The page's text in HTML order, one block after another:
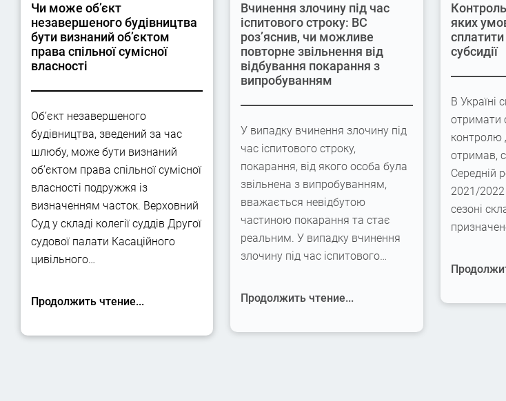
Чи може об’єкт
незавершеного будівництва
бути визнаний об’єктом
права спільної сумісної
власності
Об’єкт незавершеного
будівництва, зведений за час
шлюбу, може бути визнаний
об’єктом права спільної сумісної
власності подружжя із
визначенням часток. Верховний
Суд у складі колегії суддів Другої
судової палати Касаційного
цивільного…
Продолжить чтение...
Вчинення злочину під час
іспитового строку: ВС
роз’яснив, чи можливе
повторне звільнення від
відбування покарання з
випробуванням
У випадку вчинення злочину під
час іспитового строку,
покарання, від якого особа була
звільнена з випробуванням,
вважається невідбутою
частиною покарання та стає
реальним. У випадку вчинення
злочину під час іспитового…
Продолжить чтение...
яких
субсидії
В Україні
отримати
контролю
отримав,
Середній
2021/
сезоні